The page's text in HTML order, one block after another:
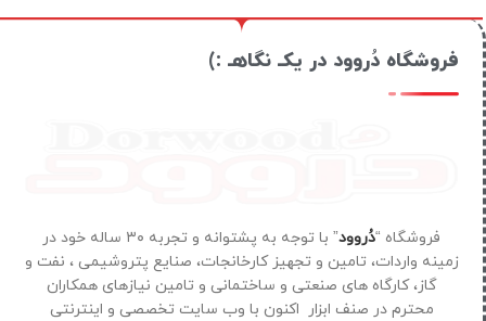
فروشگاه دُروود در یکـ نگاهـ :)
فروشگاه “دُروود
” با توجه به پشتوانه و تجربه ۳۰ ساله خود در
زمینه واردات، تامین و تجهیز کارخانجات، صنایع پتروشیمی ، نفت و
گاز، کارگاه های صنعتی و ساختمانی و تامین نیازهای همکاران
محترم در صنف ابزار اکنون با وب سایت تخصصی و اینترنتی